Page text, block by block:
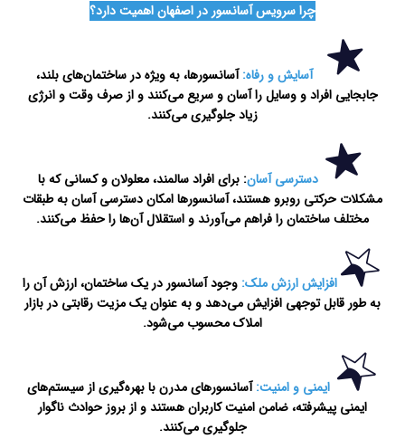
چرا سرویس آسانسور در اصفهان اهمیت دارد؟
آسایش و رفاه:آسانسورها، به ویژه در ساختمان‌های بلند،
جابجایی افراد و وسایل را آسان و سریع می‌کنند و از صرف وقت و انرژی
زیاد جلوگیری می‌کنند.
دسترسی آسان: برای افراد سالمند، معلولان و کسانی که با
مشکلات حرکتی روبرو هستند، آسانسورها امکان دسترسی آسان به طبقات
مختلف ساختمان را فراهم می‌آورند و استقلال آن‌ها را حفظ می‌کنند.
افزایش ارزش ملک: وجود آسانسور در یک ساختمان، ارزش آن را
به طور قابل توجهی افزایش می‌دهد و به عنوان یک مزیت رقابتی در بازار
املاک محسوب می‌شود.
ایمنی و امنیت:آسانسورهای مدرن با بهره‌گیری از سیستم‌های
ایمنی پیشرفته، ضامن امنیت کاربران هستند و از بروز حوادث ناگوار
جلوگیری می‌کنند.